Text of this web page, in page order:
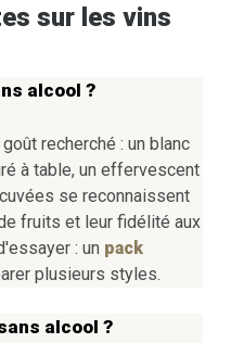
sur les vins
alcool ?
recherché : un blanc
à table, un effervescent
se reconnaissent
fruits et leur fidélité aux
: un pack
plusieurs styles.
alcool ?